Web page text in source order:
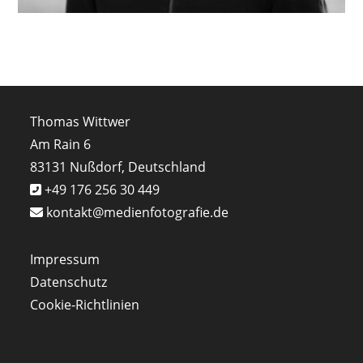
Thomas Wittwer
Am Rain 6
83131 Nußdorf, Deutschland
+49 176 256 30 449
kontakt@medienfotografie.de
Impressum
Datenschutz
Cookie-Richtlinien